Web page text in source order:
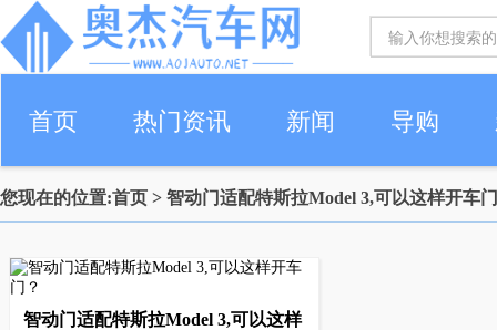
首页 热门资讯 新闻 导购
您现在的位置:首页 > 智动门适配特斯拉Model 3,可以这样开车
智动门适配特斯拉Model 3,可以这样